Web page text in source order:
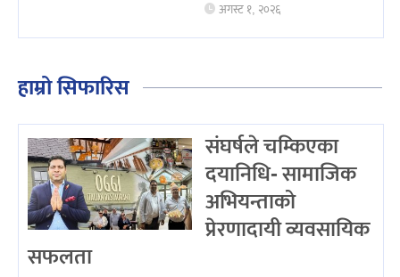
अगस्ट १, २०२६
हाम्रो सिफारिस
संघर्षले चम्किएका
दयानिधि- सामाजिक
अभियन्ताको
प्रेरणादायी व्यवसायिक
सफलता